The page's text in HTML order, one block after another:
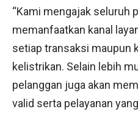
“Kami mengajak seluruh
memanfaatkan kanal
setiap transaksi maupun
kelistrikan. Selain lebih
pelanggan juga akan
valid serta pelayanan